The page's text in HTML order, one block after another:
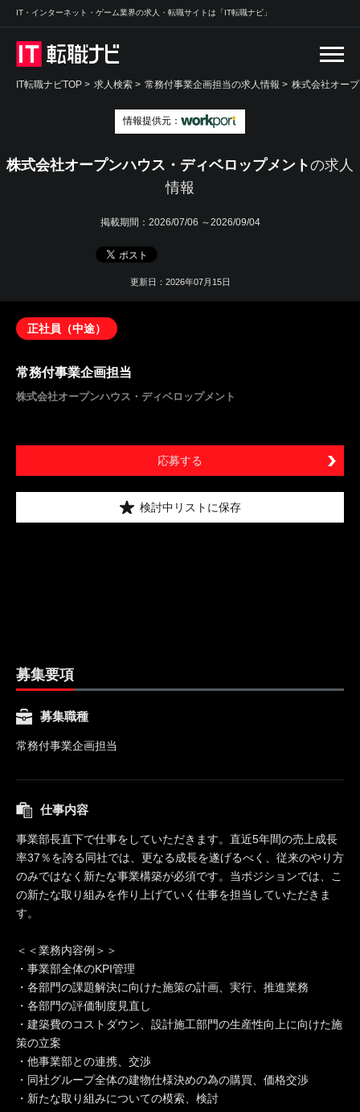
IT・インターネット・ゲーム業界の求人・転職サイトは「IT転職ナビ」
IT転職ナビTOP > 求人検索 > 常務付事業企画担当の求人情報 > 株式会社オー
情報提供元：
株式会社オープンハウス・ディベロップメントの求人
情報
掲載期間： 2026/07/06 ～2026/09/04
更新日：2026年07月15日
正社員（中途）
常務付事業企画担当
株式会社オープンハウス・ディベロップメント
応募する
検討中リストに保存
募集要項
募集職種
常務付事業企画担当
仕事内容
事業部長直下で仕事をしていただきます。直近5年間の売上成長
率37％を誇る同社では、更なる成長を遂げるべく、従来のやり方
のみではなく新たな事業構築が必須です。当ポジションでは、こ
の新たな取り組みを作り上げていく仕事を担当していただきま
す。
＜＜業務内容例＞＞
・事業部全体のKPI管理
・各部門の課題解決に向けた施策の計画、実行、推進業務
・各部門の評価制度見直し
・建築費のコストダウン、設計施工部門の生産性向上に向けた施
策の立案
・他事業部との連携、交渉
・同社グループ全体の建物仕様決めの為の購買、価格交渉
・新たな取り組みについての模索、検討